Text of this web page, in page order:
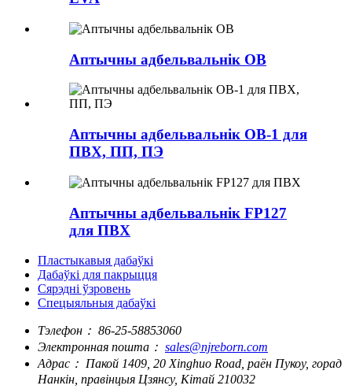
Аптычны адбельвальнік OB
Аптычны адбельвальнік OB-1 для
ПВХ, ПП, ПЭ
Аптычны адбельвальнік FP127
для ПВХ
Пластыкавыя дабаўкі
Дабаўкі для пакрыцця
Сярэдні ўзровень
Спецыяльныя дабаўкі
Тэлефон： 86-25-58853060
Электронная пошта： sales@njreborn.com
Адрас： Пакой 1409, 20 Xinghuo Road, раён Пукоу, горад
Нанкін, правінцыя Цзянсу, Кітай 210032